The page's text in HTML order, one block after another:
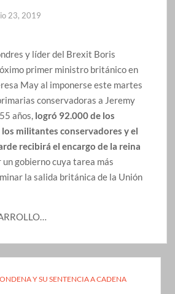
23, 2019
y líder del Brexit Boris
primer ministro británico en
May al imponerse este martes
conservadoras a Jeremy
años, logró 92.000 de los
militantes conservadores y el
recibirá el encargo de la reina
gobierno cuya tarea más
la salida británica de la Unión
Y SU SENTENCIA A CADENA